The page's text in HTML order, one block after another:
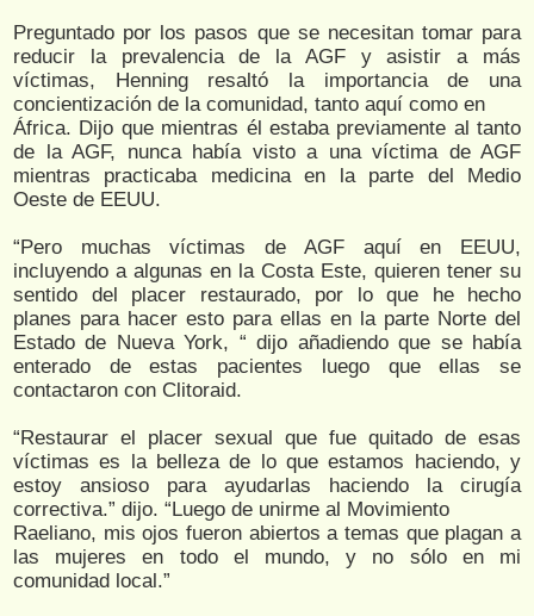
Preguntado por los pasos que se necesitan tomar para
reducir la prevalencia de la AGF y asistir a más
víctimas, Henning resaltó la importancia de una
concientización de la comunidad, tanto aquí como en
África. Dijo que mientras él estaba previamente al tanto
de la AGF, nunca había visto a una víctima de AGF
mientras practicaba medicina en la parte del Medio
Oeste de EEUU.
“Pero muchas víctimas de AGF aquí en EEUU,
incluyendo a algunas en la Costa Este, quieren tener su
sentido del placer restaurado, por lo que he hecho
planes para hacer esto para ellas en la parte Norte del
Estado de Nueva York, “ dijo añadiendo que se había
enterado de estas pacientes luego que ellas se
contactaron con Clitoraid.
“Restaurar el placer sexual que fue quitado de esas
víctimas es la belleza de lo que estamos haciendo, y
estoy ansioso para ayudarlas haciendo la cirugía
correctiva.” dijo. “Luego de unirme al Movimiento
Raeliano, mis ojos fueron abiertos a temas que plagan a
las mujeres en todo el mundo, y no sólo en mi
comunidad local.”